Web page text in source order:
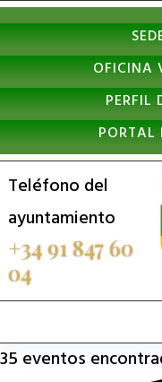
Nota:
este
sitio
web
incluye
un
sistema
de
accesibilidad.
OFICINA
PERFIL
PORTAL
Teléfono del
ayuntamiento
+34 91 847 60
04
35 eventos